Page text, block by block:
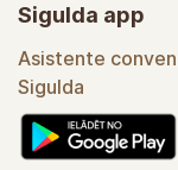
Sigulda app
Asistente
Sigulda